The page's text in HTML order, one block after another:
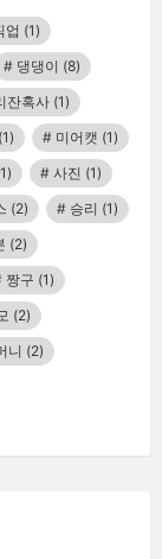
업 (1)
댕댕이 (8)
잔혹사 (1)
(1) 미어캣 (1)
사진 (1)
(2) 승리 (1)
(2)
짱구 (1)
(2)
니 (2)